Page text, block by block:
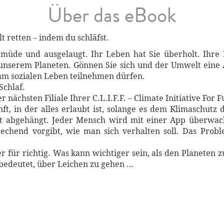
Über das eBook
retten – indem du schläfst.
und ausgelaugt. Ihr Leben hat Sie überholt. Ihre
Planeten. Gönnen Sie sich und der Umwelt
sozialen Leben teilnehmen dürfen.
nächsten Filiale Ihrer C.L.I.F.F. – Climate Initiative For
in der alles erlaubt ist, solange es dem Klimaschutz
abgehängt. Jeder Mensch wird mit einer App
vorgibt, wie man sich verhalten soll. Das
für richtig. Was kann wichtiger sein, als den Planeten
über Leichen zu gehen …